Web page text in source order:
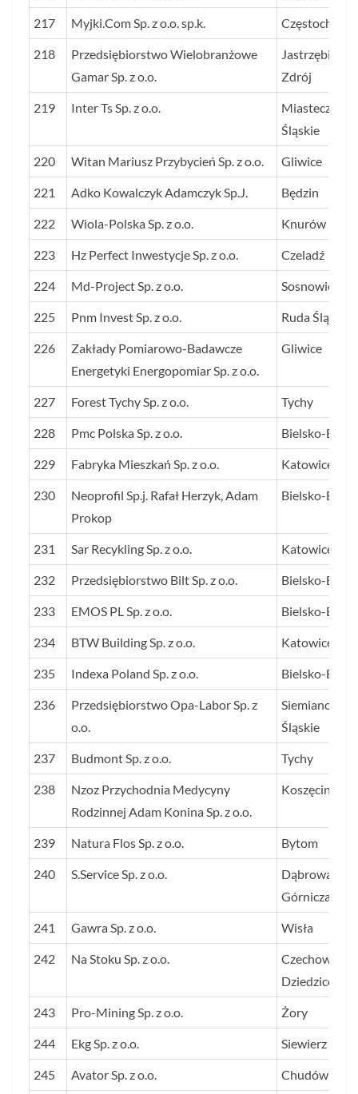
217 Myjki.Com Sp. z o.o. sp.k. Częstochowa
218
Przedsiębiorstwo Wielobranżowe
Gamar Sp. z o.o.
Jastrzębie-
Zdrój
219 Inter Ts Sp. z o.o.
Miasteczko
Śląskie
220 Witan Mariusz Przybycień Sp. z o.o. Gliwice
221 Adko Kowalczyk Adamczyk Sp.J. Będzin
222 Wiola-Polska Sp. z o.o. Knurów
223 Hz Perfect Inwestycje Sp. z o.o. Czeladź
224 Md-Project Sp. z o.o. Sosnowiec
225 Pnm Invest Sp. z o.o. Ruda Śląska
226
Zakłady Pomiarowo-Badawcze
Energetyki Energopomiar Sp. z o.o.
Gliwice
227 Forest Tychy Sp. z o.o. Tychy
228 Pmc Polska Sp. z o.o. Bielsko-Biała
229 Fabryka Mieszkań Sp. z o.o. Katowice
230
Neoprofil Sp.j. Rafał Herzyk, Adam
Prokop
Bielsko-Biała
231 Sar Recykling Sp. z o.o. Katowice
232 Przedsiębiorstwo Bilt Sp. z o.o. Bielsko-Biała
233 EMOS PL Sp. z o.o. Bielsko-Biała
234 BTW Building Sp. z o.o. Katowice
235 Indexa Poland Sp. z o.o. Bielsko-Biała
236
Przedsiębiorstwo Opa-Labor Sp. z
o.o.
Siemianowice
Śląskie
237 Budmont Sp. z o.o. Tychy
238
Nzoz Przychodnia Medycyny
Rodzinnej Adam Konina Sp. z o.o.
Koszęcin
239 Natura Flos Sp. z o.o. Bytom
240 S.Service Sp. z o.o.
Dąbrowa
Górnicza
241 Gawra Sp. z o.o. Wisła
242 Na Stoku Sp. z o.o.
Czechowice-
Dziedzice
243 Pro-Mining Sp. z o.o. Żory
244 Ekg Sp. z o.o. Siewierz
245 Avator Sp. z o.o. Chudów